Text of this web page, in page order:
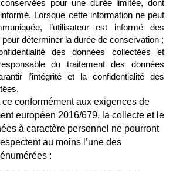
pour une durée limitée, dont
Lorsque cette information ne peut
l’utilisateur est informé des
déterminer la durée de conservation ;
des données collectées et
du traitement des données
l’intégrité et la confidentialité des
ce conformément aux exigences de
européen 2016/679, la collecte et le
à caractère personnel ne pourront
au moins l’une des
: